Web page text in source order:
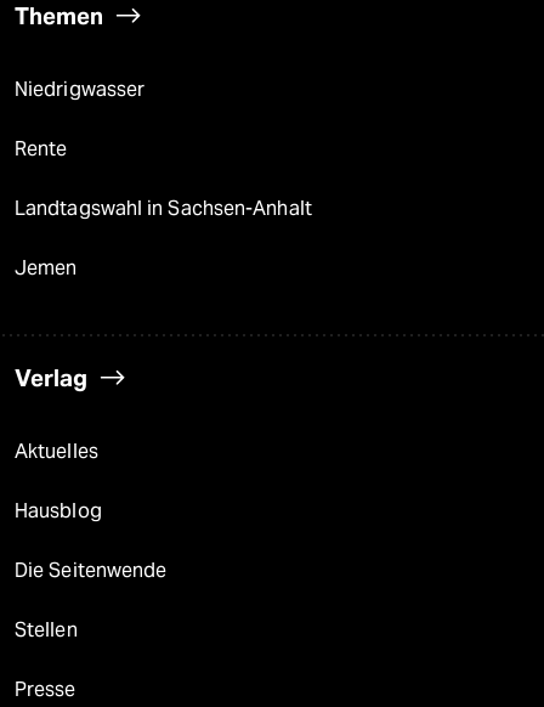
Themen
Niedrigwasser
Rente
Landtagswahl in Sachsen-Anhalt
Jemen
Verlag
Aktuelles
Hausblog
Die Seitenwende
Stellen
Presse